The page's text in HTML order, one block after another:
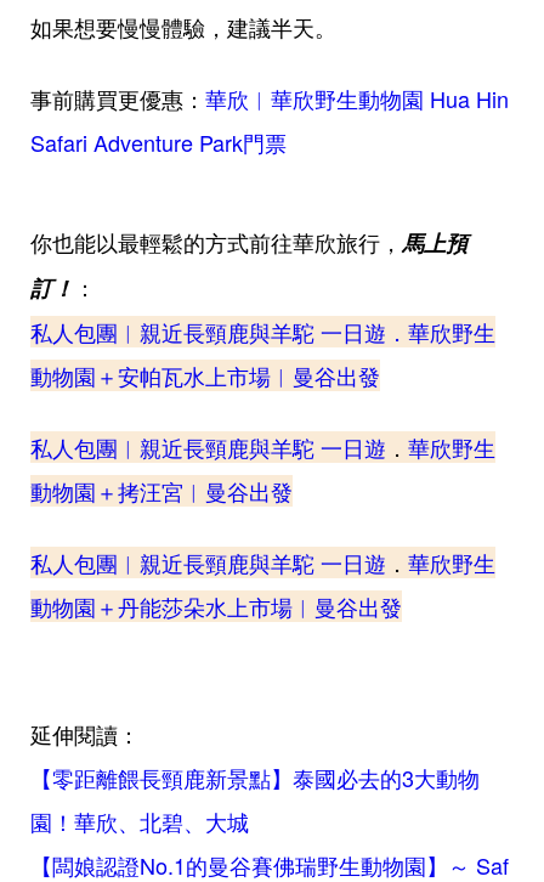
如果想要慢慢體驗，建議半天。
事前購買更優惠： 華欣︱華欣野生動物園 Hua Hin
Safari Adventure Park門票
你也能以最輕鬆的方式前往華欣旅行， 馬上預
訂！ ：
私人包團︱ 親近長頸鹿與羊駝 一日遊 ． 華欣野生
動物園＋安帕瓦水上市場︱曼谷出發
私人包團︱ 親近長頸鹿與羊駝 一日遊 ． 華欣野生
動物園＋拷汪宮︱曼谷出發
私人包團︱ 親近長頸鹿與羊駝 一日遊 ． 華欣野生
動物園＋丹能莎朵水上市場︱曼谷出發
延伸閱讀：
【零距離餵長頸鹿新景點】泰國必去的3大動物
園！華欣、北碧、大城
【闆娘認證No.1的曼谷賽佛瑞野生動物園】～ Saf